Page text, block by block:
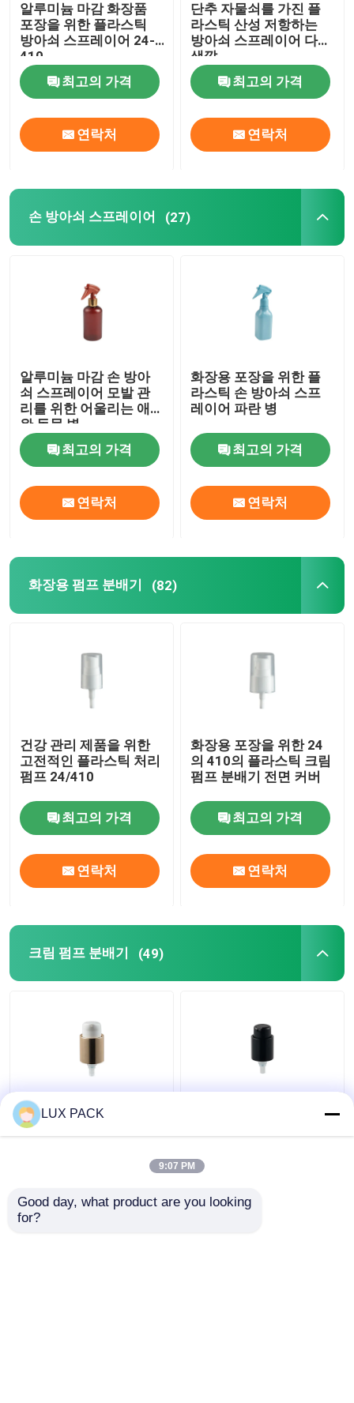
정유 유리병
향기 분무 병
알루미늄 마감 화장품
포장을 위한 플라스틱
방아쇠 스프레이어 24-
410
최고의 가격
연락처
단추 자물쇠를 가진 플
라스틱 산성 저항하는
방아쇠 스프레이어 다른
색깔
최고의 가격
연락처
손 방아쇠 스프레이어 (27)
알루미늄 마감 손 방아
쇠 스프레이어 모발 관
리를 위한 어울리는 애
완 동물 병
최고의 가격
연락처
화장용 포장을 위한 플
라스틱 손 방아쇠 스프
레이어 파란 병
최고의 가격
연락처
화장용 펌프 분배기 (82)
건강 관리 제품을 위한
고전적인 플라스틱 처리
펌프 24/410
최고의 가격
연락처
화장용 포장을 위한 24
의 410의 플라스틱 크림
펌프 분배기 전면 커버
최고의 가격
연락처
크림 펌프 분배기 (49)
알루미늄 마감 플라스틱
액체 비누 분배기 펌프
LUX PACK
9:07 PM
Good day, what product are you looking
for?